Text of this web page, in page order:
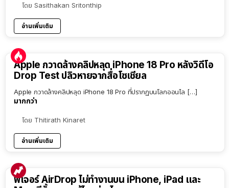
โดย Sasithakan Sritonthip
อ่านเพิ่มเติม
Apple กวาดล้างคลิปหลุด iPhone 18 Pro หลังวิดีโอ
Drop Test ปลิวหายจากสื่อโซเชียล
Apple กวาดล้างคลิปหลุด iPhone 18 Pro ที่ปรากฏบนโลกออนไล […]
มากกว่า
โดย Thitirath Kinaret
อ่านเพิ่มเติม
ฟีเจอร์ AirDrop ไม่ทำงานบน iPhone, iPad และ